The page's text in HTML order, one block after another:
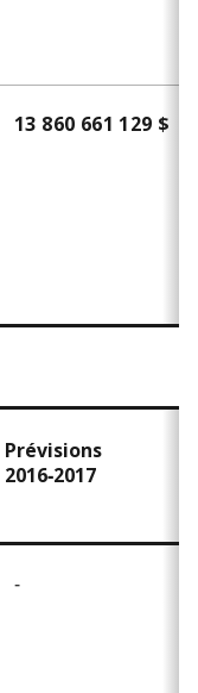
13 860 661 129 $
Prévisions
2016‑2017
-